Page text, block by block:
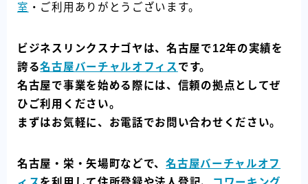
ご利用の流れ
アクセス
会社案内
室 ・ご利用ありがとうございます。
ビジネスリンクスナゴヤは、名古屋で12年の実績を
誇る名古屋バーチャルオフィス です。
名古屋で事業を始める際には、信頼の拠点としてぜ
ひご利用ください。
まずはお気軽に、お電話でお問い合わせください。
名古屋・栄・矢場町などで、名古屋バーチャルオフ